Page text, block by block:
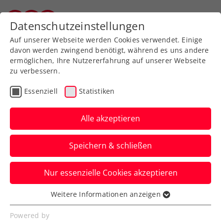
Zurück zur Newsübersicht
Turniere
Novak vollendet
Comeback gegen Kopriva:
Finaleinzug bei den
LAYJET-OPEN
Um 13:15 Uhr kämpft das ÖTV-Ass damit
um den Titel beim ATP-125-Challenger in
Bad Waltersdorf.
Datenschutzeinstellungen
Auf unserer Webseite werden Cookies verwendet. Einige
davon werden zwingend benötigt, während es uns andere
ermöglichen, Ihre Nutzererfahrung auf unserer Webseite
zu verbessern.
Essenziell Statistiken
Alle akzeptieren
Speichern & schließen
Nur essenzielle Cookies akzeptieren
Essenziell
Essenzielle Cookies werden für grundlegende
Weitere Informationen anzeigen
Powered by